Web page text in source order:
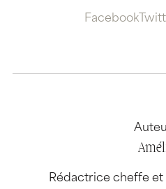
Facebook
Rédactrice cheffe